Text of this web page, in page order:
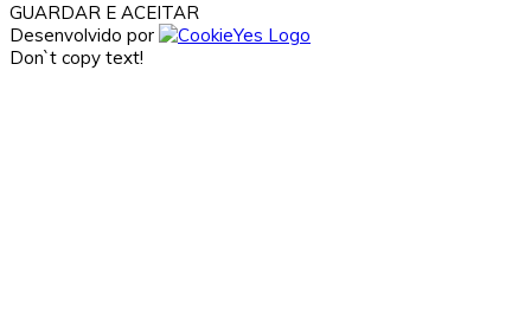
GUARDAR E ACEITAR
Desenvolvido por
Don`t copy text!